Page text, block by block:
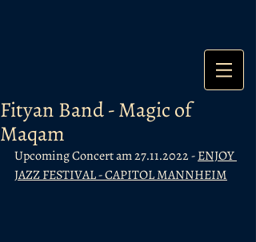
Fityan Band - Magic of
Maqam
Upcoming Concert am 27.11.2022 - ENJOY
JAZZ FESTIVAL - CAPITOL MANNHEIM